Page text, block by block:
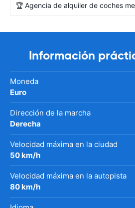
🏆 Agencia de alquiler de coches
Información
Moneda
Euro
Dirección de la marcha
Derecha
Velocidad máxima en la ciudad
50 km/h
Velocidad máxima en la autopista
80 km/h